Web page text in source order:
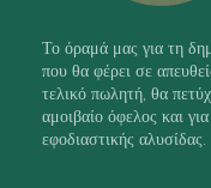
Το όραμά μας για τη
που θα φέρει σε
τελικό πωλητή, θα
αμοιβαίο όφελος και
εφοδιαστικής αλυσίδας.